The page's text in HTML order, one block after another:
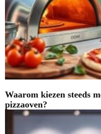
Waarom kiezen steeds
pizzaoven?